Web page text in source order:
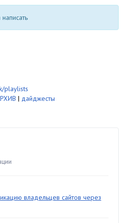
playlists
| дайджесты
владельцев сайтов через